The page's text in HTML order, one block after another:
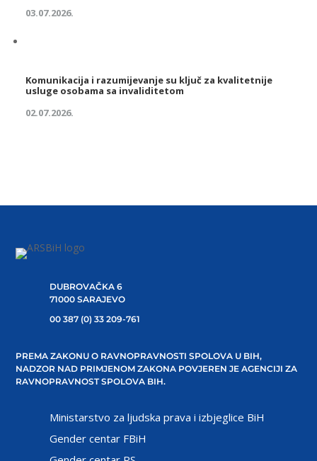
03.07.2026.
Komunikacija i razumijevanje su ključ za kvalitetnije
usluge osobama sa invaliditetom
02.07.2026.
DUBROVAČKA 6
71000 SARAJEVO
00 387 (0) 33 209-761
PREMA ZAKONU O RAVNOPRAVNOSTI SPOLOVA U BIH,
NADZOR NAD PRIMJENOM ZAKONA POVJEREN JE AGENCIJI ZA
RAVNOPRAVNOST SPOLOVA BIH.
Ministarstvo za ljudska prava i izbjeglice BiH
Gender centar FBiH